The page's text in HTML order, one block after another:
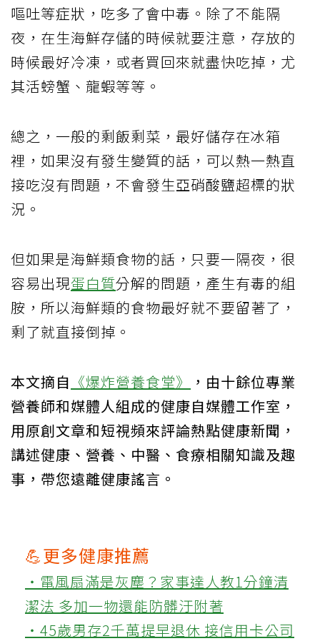
嘔吐等症狀，吃多了會中毒。除了不能隔
夜，在生海鮮存儲的時候就要注意，存放的
時候最好冷凍，或者買回來就盡快吃掉，尤
其活螃蟹、龍蝦等等。
總之，一般的剩飯剩菜，最好儲存在冰箱
裡，如果沒有發生變質的話，可以熱一熱直
接吃沒有問題，不會發生亞硝酸鹽超標的狀
況。
但如果是海鮮類食物的話，只要一隔夜，很
容易出現蛋白質分解的問題，產生有毒的組
胺，所以海鮮類的食物最好就不要留著了，
剩了就直接倒掉。
本文摘自 《爆炸營養食堂》
，由十餘位專業
營養師和媒體人組成的健康自媒體工作室，
用原創文章和短視頻來評論熱點健康新聞，
講述健康、營養、中醫、食療相關知識及趣
事，帶您遠離健康謠言。
💪更多健康推薦
‧電風扇滿是灰塵？家事達人教1分鐘清
潔法 多加一物還能防髒汙附著
‧45歲男存2千萬提早退休 接信用卡公司